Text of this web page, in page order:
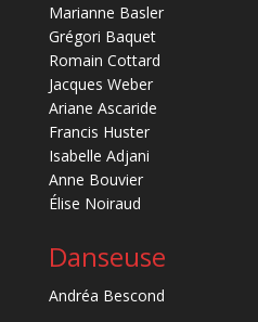
Marianne Basler
Grégori Baquet
Romain Cottard
Jacques Weber
Ariane Ascaride
Francis Huster
Isabelle Adjani
Anne Bouvier
Élise Noiraud
Danseuse
Andréa Bescond